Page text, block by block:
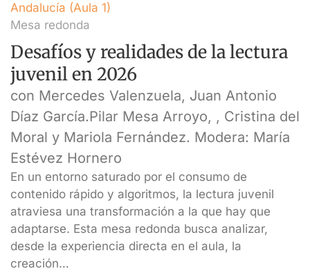
Andalucía (Aula 1)
Mesa redonda
Desafíos y realidades de la lectura
juvenil en 2026
con Mercedes Valenzuela, Juan Antonio
Díaz García.Pilar Mesa Arroyo, , Cristina del
Moral y Mariola Fernández. Modera: María
Estévez Hornero
En un entorno saturado por el consumo de
contenido rápido y algoritmos, la lectura juvenil
atraviesa una transformación a la que hay que
adaptarse. Esta mesa redonda busca analizar,
desde la experiencia directa en el aula, la
creación…